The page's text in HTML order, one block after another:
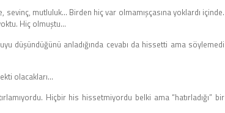
mutluluk… Birden hiç var olmamışçasına yoklardı içinde.
Hiç olmuştu…
düşündüğünü anladığında cevabı da hissetti ama söylemedi
olacakları…
Hiçbir his hissetmiyordu belki ama “hatırladığı” bir